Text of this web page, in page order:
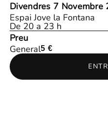
Divendres 7 Novembre
Espai Jove la Fontana
De 20 a 23 h
Preu
General5 €